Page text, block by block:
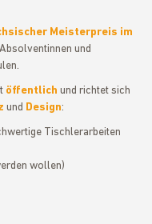
Meisterpreis im
und
öffentlich und richtet sich
und Design:
Tischlerarbeiten
wollen)